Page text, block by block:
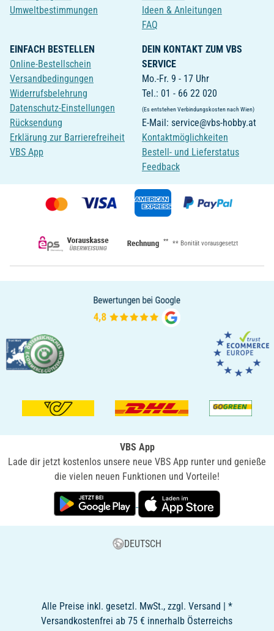
Umweltbestimmungen
Ideen & Anleitungen
FAQ
EINFACH BESTELLEN
Online-Bestellschein
Versandbedingungen
Widerrufsbelehrung
Datenschutz-Einstellungen
Rücksendung
Erklärung zur Barrierefreiheit
VBS App
DEIN KONTAKT ZUM VBS
SERVICE
Mo.-Fr. 9 - 17 Uhr
Tel.: 01 - 66 22 020
(Es entstehen Verbindungskosten nach Wien)
E-Mail: service@vbs-hobby.at
Kontaktmöglichkeiten
Bestell- und Lieferstatus
Feedback
** ** Bonität vorausgesetzt
VBS App
Lade dir jetzt kostenlos unsere neue VBS App runter und genieße
die vielen neuen Funktionen und Vorteile!
DEUTSCH
Alle Preise inkl. gesetzl. MwSt., zzgl. Versand | *
Versandkostenfrei ab 75 € innerhalb Österreichs